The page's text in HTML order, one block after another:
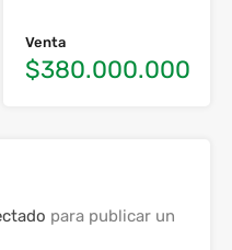
Venta
$380.000.000
para publicar un